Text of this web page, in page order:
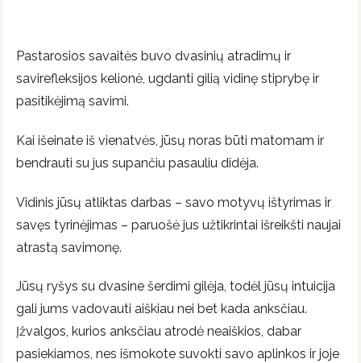
Pastarosios savaitės buvo dvasinių atradimų ir
savirefleksijos kelionė, ugdanti gilią vidinę stiprybę ir
pasitikėjimą savimi.
Kai išeinate iš vienatvės, jūsų noras būti matomam ir
bendrauti su jus supančiu pasauliu didėja.
Vidinis jūsų atliktas darbas – savo motyvų ištyrimas ir
savęs tyrinėjimas – paruošė jus užtikrintai išreikšti naujai
atrastą savimonę.
Jūsų ryšys su dvasine šerdimi gilėja, todėl jūsų intuicija
gali jums vadovauti aiškiau nei bet kada anksčiau.
Įžvalgos, kurios anksčiau atrodė neaiškios, dabar
pasiekiamos, nes išmokote suvokti savo aplinkos ir joje